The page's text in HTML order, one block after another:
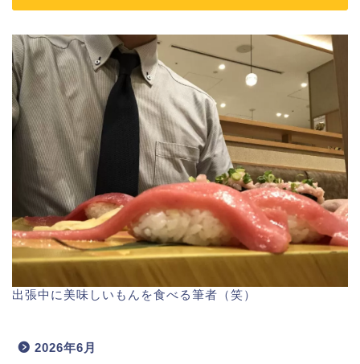
出張中に美味しいもんを食べる筆者（笑）
2026年6月